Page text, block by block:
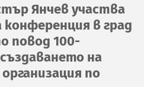
Янчев участва
в град
повод 100-
на
по